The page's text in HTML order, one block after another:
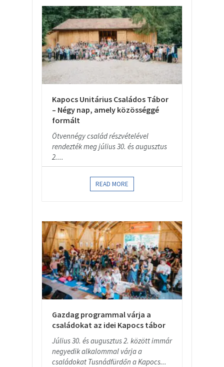
Kapocs Unitárius Családos Tábor
– Négy nap, amely közösséggé
formált
Ötvennégy család részvételével
rendezték meg július 30. és augusztus
2....
READ MORE
Gazdag programmal várja a
családokat az idei Kapocs tábor
Július 30. és augusztus 2. között immár
negyedik alkalommal várja a
családokat Tusnádfürdőn a Kapocs...